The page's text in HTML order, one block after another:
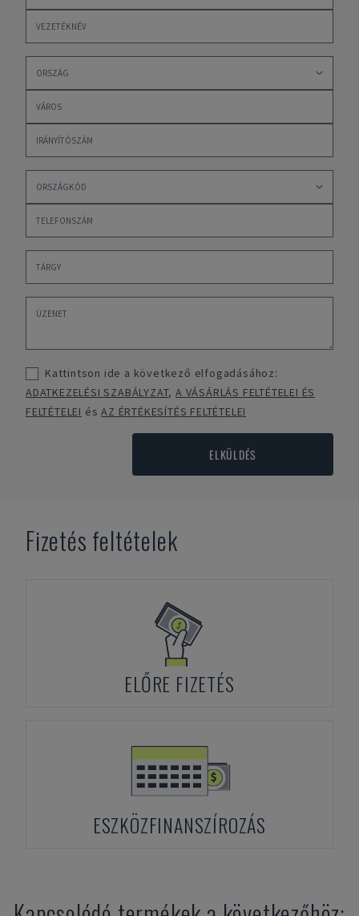
Kattintson ide a következő elfogadásához:
ADATKEZELÉSI SZABÁLYZAT,A VÁSÁRLÁS FELTÉTELEI ÉS
FELTÉTELEI ésAZ ÉRTÉKESÍTÉS FELTÉTELEI
ELKÜLDÉS
Fizetés feltételek
ELŐRE FIZETÉS
ESZKÖZFINANSZÍROZÁS